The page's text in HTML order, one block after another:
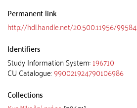
Permanent link
http://hdl.handle.net/20.500.11956/99584
Identifiers
Study Information System:196710
CU Catalogue:990021924790106986
Collections